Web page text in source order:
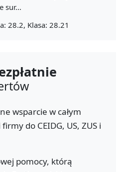
sur...
28.2, Klasa: 28.21
wsparcie w całym
do CEIDG, US, ZUS i
pomocy, którą